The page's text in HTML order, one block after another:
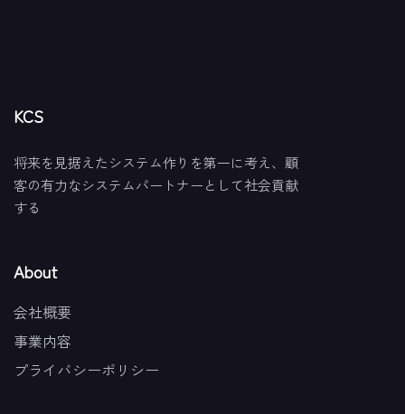
KCS
将来を見据えたシステム作りを第一に考え、顧
客の有力なシステムパートナーとして社会貢献
する
About
会社概要
事業内容
プライバシーポリシー